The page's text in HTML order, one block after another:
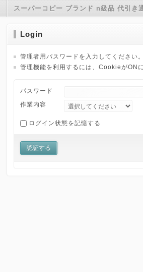
スーパーコピー ブランド n級品 代引き
Login
管理者用パスワードを入力してください。
管理機能を利用するには、CookieがON
パスワード
作業内容
ログイン状態を記憶する